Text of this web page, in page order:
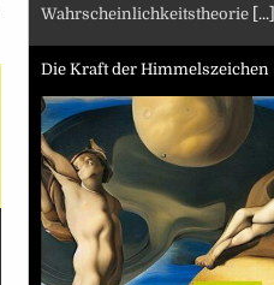
Wahrscheinlichkeitstheorie [...]
Die Kraft der Himmelszeichen